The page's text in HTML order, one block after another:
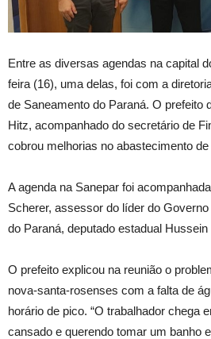
Entre as diversas agendas na capital
feira (16), uma delas, foi com a
de Saneamento do Paraná. O prefeito
Hitz, acompanhado do secretário de
cobrou melhorias no abastecimento
A agenda na Sanepar foi
Scherer, assessor do líder do
do Paraná, deputado estadual Hussein
O prefeito explicou na reunião o
nova-santa-rosenses com a falta de
horário de pico. “O trabalhador chega
cansado e querendo tomar um banho